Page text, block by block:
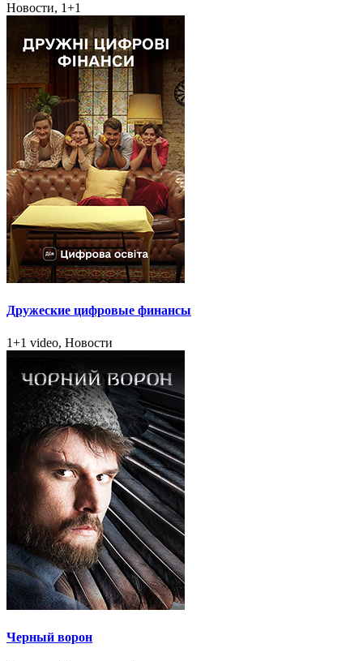
Новости, 1+1
Дружеские цифровые финансы
1+1 video, Новости
Черный ворон